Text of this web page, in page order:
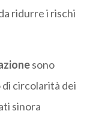
ridurre i rischi
sono
di circolarità dei
sinora